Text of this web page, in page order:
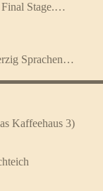
Stage.…
Sprachen…
Kaffeehaus 3)